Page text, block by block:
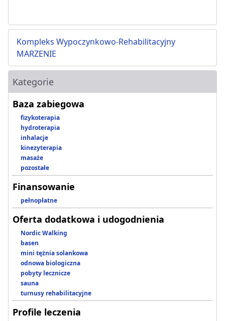
Kompleks Wypoczynkowo-Rehabilitacyjny
MARZENIE
Kategorie
Baza zabiegowa
fizykoterapia
hydroterapia
inhalacje
kinezyterapia
masaże
pozostałe
Finansowanie
pełnopłatne
Oferta dodatkowa i udogodnienia
Nordic Walking
basen
mini tężnia solankowa
odnowa biologiczna
pobyty lecznicze
sauna
turnusy rehabilitacyjne
Profile leczenia